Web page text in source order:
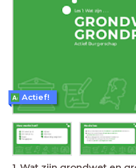
Actief!